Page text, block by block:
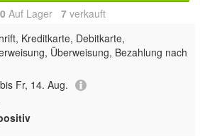
Auf Lager 7 verkauft
Kreditkarte, Debitkarte,
Überweisung, Bezahlung nach
Fr, 14. Aug.